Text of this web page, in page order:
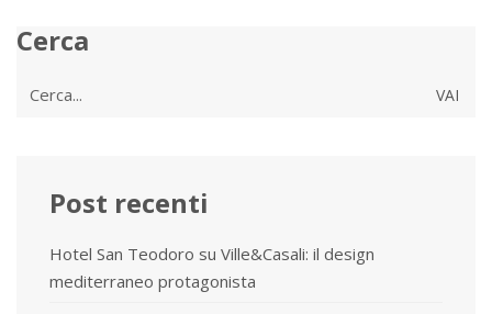
Cerca
Post recenti
Hotel San Teodoro su Ville&Casali: il design
mediterraneo protagonista